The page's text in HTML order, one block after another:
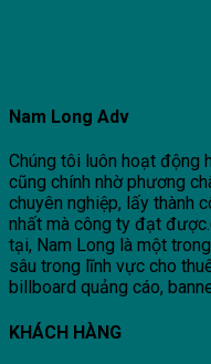
Nam Long Adv
Chúng tôi luôn hoạt động
cũng chính nhờ phương
chuyên nghiệp, lấy thành
nhất mà công ty đạt
tại, Nam Long là một
sâu trong lĩnh vực cho
billboard quảng cáo,
KHÁCH HÀNG